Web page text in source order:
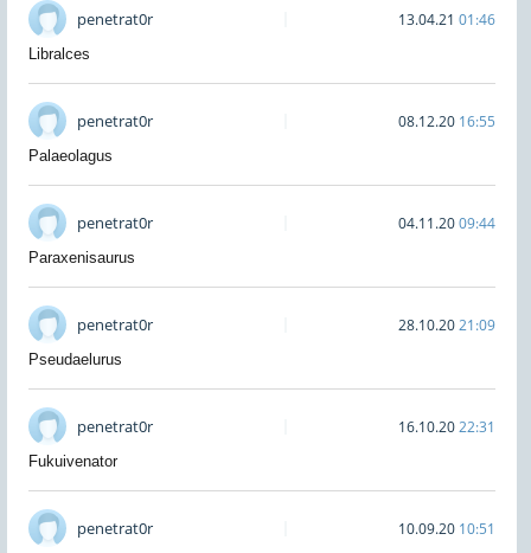
penetrat0r 13.04.21 01:46
Libralces
penetrat0r 08.12.20 16:55
Palaeolagus
penetrat0r 04.11.2009:44
Paraxenisaurus
penetrat0r 28.10.2021:09
Pseudaelurus
penetrat0r 16.10.2022:31
Fukuivenator
penetrat0r 10.09.20 10:51